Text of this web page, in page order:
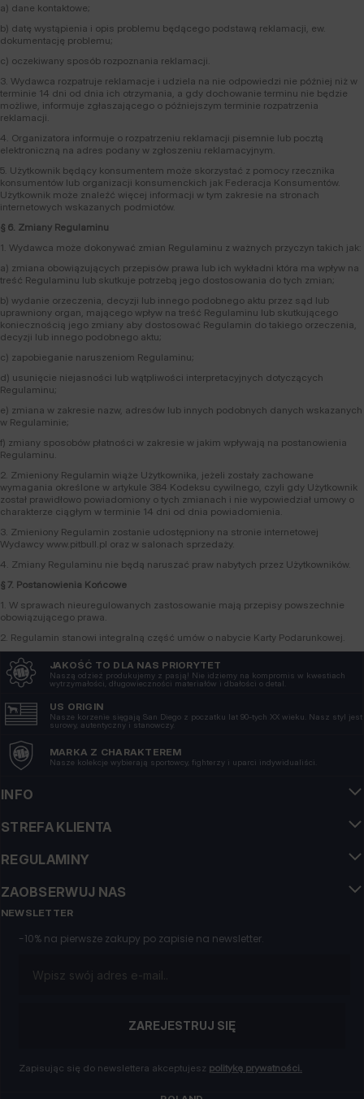
a) dane kontaktowe;
b) datę wystąpienia i opis problemu będącego podstawą reklamacji, ew.
dokumentację problemu;
c) oczekiwany sposób rozpoznania reklamacji.
3. Wydawca rozpatruje reklamacje i udziela na nie odpowiedzi nie później niż w
terminie 14 dni od dnia ich otrzymania, a gdy dochowanie terminu nie będzie
możliwe, informuje zgłaszającego o późniejszym terminie rozpatrzenia
reklamacji.
4. Organizatora informuje o rozpatrzeniu reklamacji pisemnie lub pocztą
elektroniczną na adres podany w zgłoszeniu reklamacyjnym.
5. Użytkownik będący konsumentem może skorzystać z pomocy rzecznika
konsumentów lub organizacji konsumenckich jak Federacja Konsumentów.
Użytkownik może znaleźć więcej informacji w tym zakresie na stronach
internetowych wskazanych podmiotów.
§ 6. Zmiany Regulaminu
1. Wydawca może dokonywać zmian Regulaminu z ważnych przyczyn takich jak:
a) zmiana obowiązujących przepisów prawa lub ich wykładni która ma wpływ na
treść Regulaminu lub skutkuje potrzebą jego dostosowania do tych zmian;
b) wydanie orzeczenia, decyzji lub innego podobnego aktu przez sąd lub
uprawniony organ, mającego wpływ na treść Regulaminu lub skutkującego
koniecznością jego zmiany aby dostosować Regulamin do takiego orzeczenia,
decyzji lub innego podobnego aktu;
c) zapobieganie naruszeniom Regulaminu;
d) usunięcie niejasności lub wątpliwości interpretacyjnych dotyczących
Regulaminu;
e) zmiana w zakresie nazw, adresów lub innych podobnych danych wskazanych
w Regulaminie;
f) zmiany sposobów płatności w zakresie w jakim wpływają na postanowienia
Regulaminu.
2. Zmieniony Regulamin wiąże Użytkownika, jeżeli zostały zachowane
wymagania określone w artykule 384 Kodeksu cywilnego, czyli gdy Użytkownik
został prawidłowo powiadomiony o tych zmianach i nie wypowiedział umowy o
charakterze ciągłym w terminie 14 dni od dnia powiadomienia.
3. Zmieniony Regulamin zostanie udostępniony na stronie internetowej
Wydawcy www.pitbull.pl oraz w salonach sprzedaży.
4. Zmiany Regulaminu nie będą naruszać praw nabytych przez Użytkowników.
§ 7. Postanowienia Końcowe
1. W sprawach nieuregulowanych zastosowanie mają przepisy powszechnie
obowiązującego prawa.
2. Regulamin stanowi integralną część umów o nabycie Karty Podarunkowej.
JAKOŚĆ TO DLA NAS PRIORYTET
Naszą odzież produkujemy z pasją! Nie idziemy na kompromis w kwestiach
wytrzymałości, długowieczności materiałów i dbałości o detal.
US ORIGIN
Nasze korzenie sięgają San Diego z poczatku lat 90-tych XX wieku. Nasz styl jest
surowy, autentyczny i stanowczy.
MARKA Z CHARAKTEREM
Nasze kolekcje wybierają sportowcy, fighterzy i uparci indywidualiści.
INFO
STREFA KLIENTA
REGULAMINY
ZAOBSERWUJ NAS
NEWSLETTER
-10% na pierwsze zakupy po zapisie na newsletter.
ZAREJESTRUJ SIĘ
Zapisując się do newslettera akceptujesz politykę prywatności.